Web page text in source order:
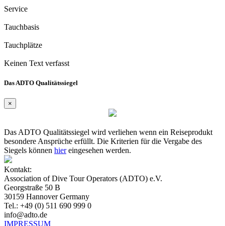
Service
Tauchbasis
Tauchplätze
Keinen Text verfasst
Das ADTO Qualitätssiegel
×
Das ADTO Qualitätssiegel wird verliehen wenn ein Reiseprodukt
besondere Ansprüche erfüllt. Die Kriterien für die Vergabe des
Siegels können hiereingesehen werden.
Kontakt:
Association of Dive Tour Operators (ADTO) e.V.
Georgstraße 50 B
30159 Hannover Germany
Tel.: +49 (0) 511 690 999 0
info@adto.de
IMPRESSUM